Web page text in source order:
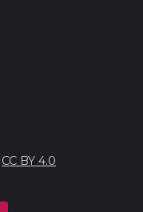
CC BY 4.0